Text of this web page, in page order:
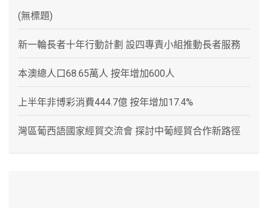
(無標題)
新一輪長者十年行動計劃 設四專責小組推動長者服務
本澳總人口68.65萬人 按年增加600人
上半年非博彩消費444.7億 按年增加17.4%
灣區葡西語國家經貿交流會 探討中葡經貿合作新路徑